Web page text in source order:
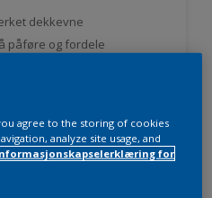
dekkevne
påføre og fordele
agree to the storing of cookies
analyze site usage, and
for